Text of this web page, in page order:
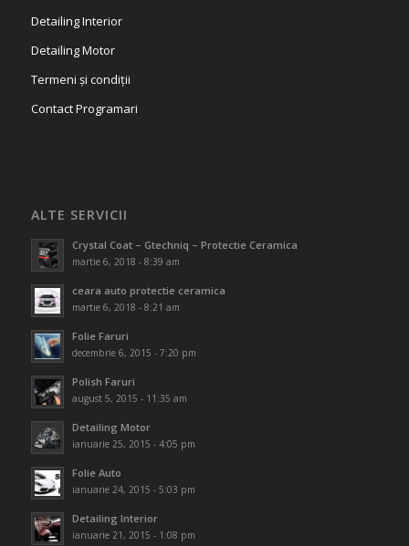
Detailing Interior
Detailing Motor
Termeni și condiții
Contact Programari
ALTE SERVICII
Crystal Coat – Gtechniq – Protectie Ceramica
martie 6, 2018 - 8:39 am
ceara auto protectie ceramica
martie 6, 2018 - 8:21 am
Folie Faruri
decembrie 6, 2015 - 7:20 pm
Polish Faruri
august 5, 2015 - 11:35 am
Detailing Motor
ianuarie 25, 2015 - 4:05 pm
Folie Auto
ianuarie 24, 2015 - 5:03 pm
Detailing Interior
ianuarie 21, 2015 - 1:08 pm